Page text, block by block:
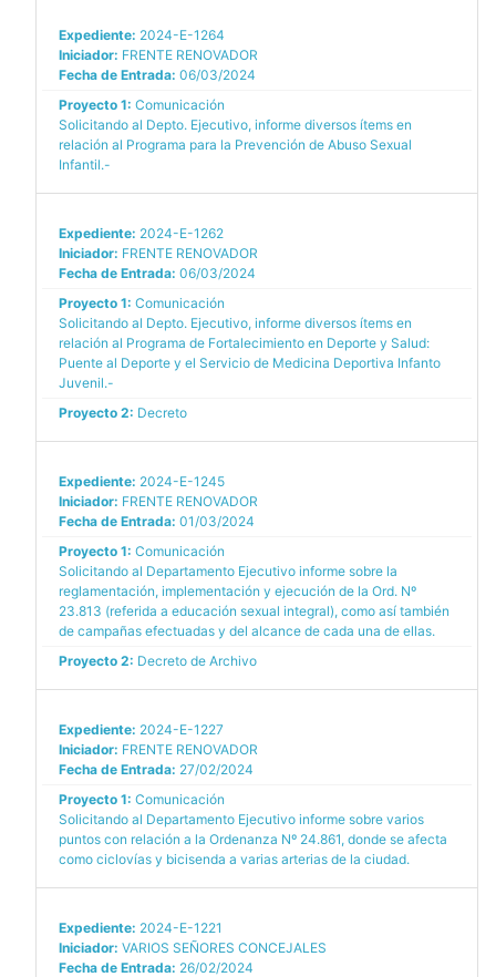
Expediente: 2024-E-1264
Iniciador: FRENTE RENOVADOR
Fecha de Entrada: 06/03/2024
Proyecto 1: Comunicación
Solicitando al Depto. Ejecutivo, informe diversos ítems en
relación al Programa para la Prevención de Abuso Sexual
Infantil.-
Expediente: 2024-E-1262
Iniciador: FRENTE RENOVADOR
Fecha de Entrada: 06/03/2024
Proyecto 1: Comunicación
Solicitando al Depto. Ejecutivo, informe diversos ítems en
relación al Programa de Fortalecimiento en Deporte y Salud:
Puente al Deporte y el Servicio de Medicina Deportiva Infanto
Juvenil.-
Proyecto 2: Decreto
Expediente: 2024-E-1245
Iniciador: FRENTE RENOVADOR
Fecha de Entrada: 01/03/2024
Proyecto 1: Comunicación
Solicitando al Departamento Ejecutivo informe sobre la
reglamentación, implementación y ejecución de la Ord. Nº
23.813 (referida a educación sexual integral), como así también
de campañas efectuadas y del alcance de cada una de ellas.
Proyecto 2: Decreto de Archivo
Expediente: 2024-E-1227
Iniciador: FRENTE RENOVADOR
Fecha de Entrada: 27/02/2024
Proyecto 1: Comunicación
Solicitando al Departamento Ejecutivo informe sobre varios
puntos con relación a la Ordenanza Nº 24.861, donde se afecta
como ciclovías y bicisenda a varias arterias de la ciudad.
Expediente: 2024-E-1221
Iniciador: VARIOS SEÑORES CONCEJALES
Fecha de Entrada: 26/02/2024